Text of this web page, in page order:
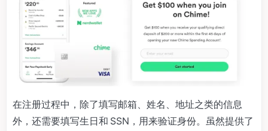
在注册过程中，除了填写邮箱、姓名、地址之类的信息
外，还需要填写生日和 SSN，用来验证身份。虽然提供了